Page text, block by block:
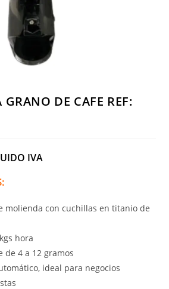
DE CAFE REF:
IVA
molienda con cuchillas en titanio de
hora
de 4 a 12 gramos
ideal para negocios